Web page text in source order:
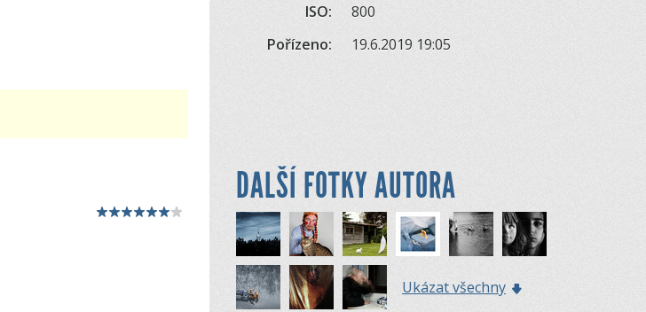
ISO:
800
Pořízeno:
19.6.2019 19:05
DALŠÍ FOTKY AUTORA
Ukázat všechny